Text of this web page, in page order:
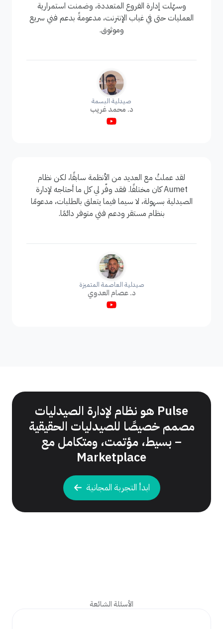
وسهّلت إدارة الفروع المتعددة، وضمنت استمرارية
العمليات حتى في غياب الإنترنت، مدعومةً بدعم فني سريع
وموثوق.
د. محمد غريب
صيدلية البسمة
لقد عملتُ مع العديد من الأنظمة سابقًا، لكن نظام
Aumet كان مختلفًا. فقد وفّر لي كل ما أحتاجه لإدارة
الصيدلية بسهولة، لا سيما فيما يتعلق بالطلبات، مدعومًا
بنظام مستقر ودعم فني متوفر دائمًا.
د. عصام العدوي
صيدلية العاصمة المتميزة
Pulse هو نظام لإدارة الصيدليات
مصمم خصيصًا للصيدليات الحقيقية
– بسيط، مؤتمت، ومتكامل مع
Marketplace
ابدأ التجربة المجانية
الأسئلة الشائعة